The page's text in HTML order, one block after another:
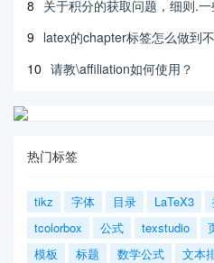
8 关于积分的获取问题，细则.
9 latex的chapter标签怎么做到
10 请教\affiliation如何使用？
热门标签
tikz 字体 目录 LaTeX3
tcolorbox
公式 texstudio
模板
标题 数学公式 文本